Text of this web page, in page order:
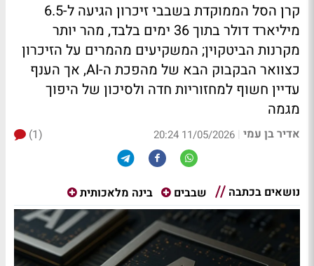
קרן הסל הממוקדת בשבבי זיכרון הגיעה ל-6.5
מיליארד דולר בתוך 36 ימים בלבד, מהר יותר
מקרנות הביטקוין; המשקיעים מהמרים על הזיכרון
כצוואר הבקבוק הבא של מהפכת ה-AI, אך הענף
עדיין חשוף למחזוריות חדה ולסיכון של היפוך
מגמה
אדיר בן עמי |
11/05/2026 20:24
(1)
נושאים בכתבה שבבים בינה מלאכותית